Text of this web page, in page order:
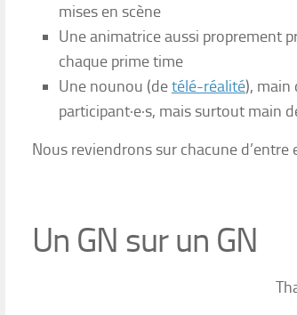
mises en scène
Une animatrice aussi proprement
chaque prime time
Une nounou (detélé-réalité), main
participant·e·s, mais surtout main
Nous reviendrons sur chacune d’entre
Un GN sur un GN